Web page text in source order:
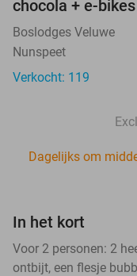
chocola + e-bikes
Boslodges Veluwe
Nunspeet
Verkocht: 119
Dagelijks om
In het kort
Voor 2 personen: 2
ontbijt, een flesje